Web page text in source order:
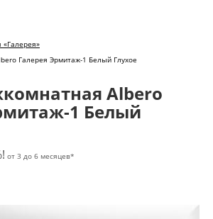
«Галерея»
Галерея Эрмитаж-1 Белый Глухое
Albero
1 Белый
от 3 до 6 месяцев*